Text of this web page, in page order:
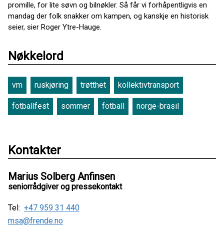
promille, for lite søvn og bilnøkler. Så får vi forhåpentligvis en
mandag der folk snakker om kampen, og kanskje en historisk
seier, sier Roger Ytre-Hauge.
Nøkkelord
vm ruskjøring trøtthet kollektivtransport
fotballfest sommer fotball norge-brasil
Kontakter
Marius Solberg Anfinsen
seniorrådgiver og pressekontakt
Tel: +47 959 31 440
msa@frende.no